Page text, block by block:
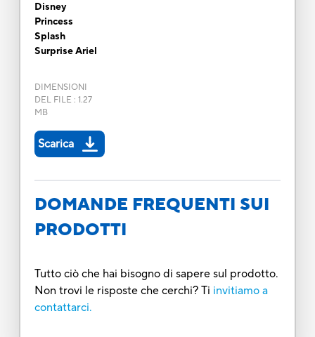
Disney
Princess
Splash
Surprise Ariel
DIMENSIONI
DEL FILE : 1.27
MB
Scarica
DOMANDE FREQUENTI SUI
PRODOTTI
Tutto ciò che hai bisogno di sapere sul prodotto.
Non trovi le risposte che cerchi? Ti invitiamo a
contattarci.